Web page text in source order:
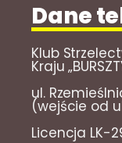
Dane
Klub
Kraju
ul.
(wejście od
Licencja LK-